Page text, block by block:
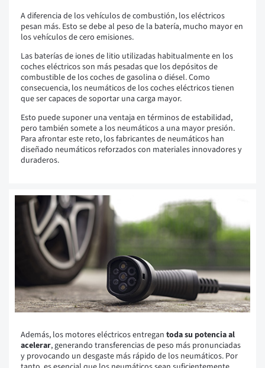
A diferencia de los vehículos de combustión, los eléctricos
pesan más. Esto se debe al peso de la batería, mucho mayor en
los vehículos de cero emisiones.
Las baterías de iones de litio utilizadas habitualmente en los
coches eléctricos son más pesadas que los depósitos de
combustible de los coches de gasolina o diésel. Como
consecuencia, los neumáticos de los coches eléctricos tienen
que ser capaces de soportar una carga mayor.
Esto puede suponer una ventaja en términos de estabilidad,
pero también somete a los neumáticos a una mayor presión.
Para afrontar este reto, los fabricantes de neumáticos han
diseñado neumáticos reforzados con materiales innovadores y
duraderos.
Además, los motores eléctricos entregan toda su potencia al
acelerar, generando transferencias de peso más pronunciadas
y provocando un desgaste más rápido de los neumáticos. Por